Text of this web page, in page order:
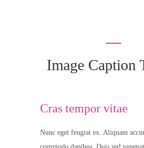
Image Caption
Cras tempor vitae
Nunc eget feugiat ex. Aliquam